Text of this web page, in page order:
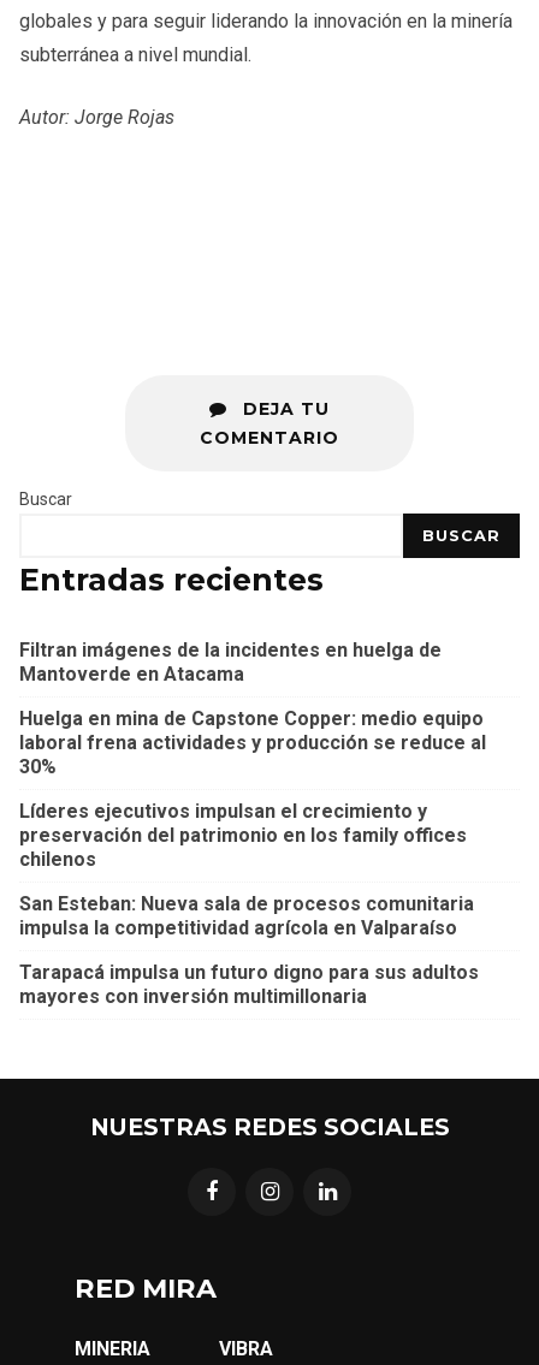
globales y para seguir liderando la innovación en la minería
subterránea a nivel mundial.
Autor: Jorge Rojas
DEJA TU
COMENTARIO
Buscar
BUSCAR
Entradas recientes
Filtran imágenes de la incidentes en huelga de
Mantoverde en Atacama
Huelga en mina de Capstone Copper: medio equipo
laboral frena actividades y producción se reduce al
30%
Líderes ejecutivos impulsan el crecimiento y
preservación del patrimonio en los family offices
chilenos
San Esteban: Nueva sala de procesos comunitaria
impulsa la competitividad agrícola en Valparaíso
Tarapacá impulsa un futuro digno para sus adultos
mayores con inversión multimillonaria
NUESTRAS REDES SOCIALES
RED MIRA
MINERIA VIBRA